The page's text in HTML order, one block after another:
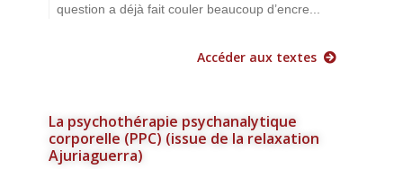
question a déjà fait couler beaucoup d’encre...
Accéder aux textes
La psychothérapie psychanalytique
corporelle (PPC) (issue de la relaxation
Ajuriaguerra)